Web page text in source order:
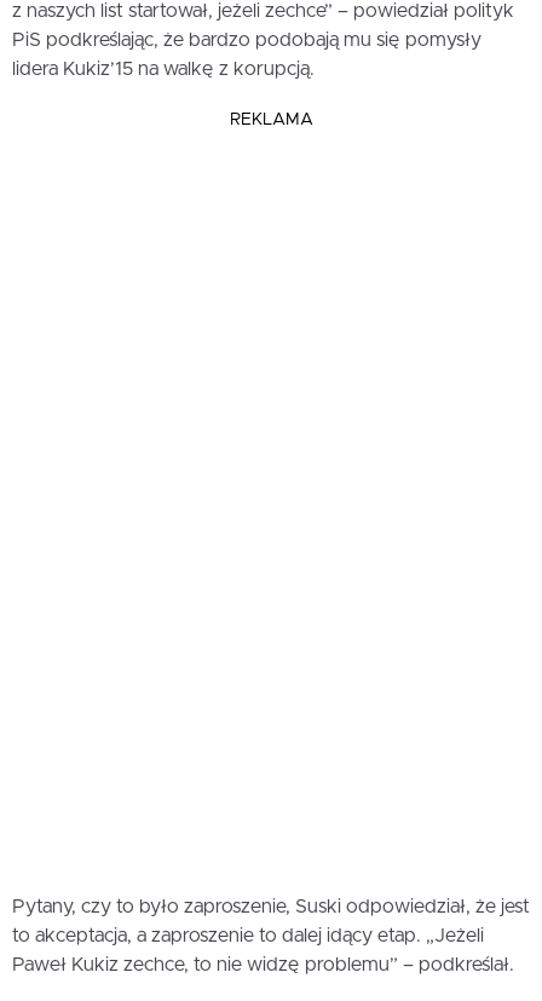
z naszych list startował, jeżeli zechce” – powiedział polityk
PiS podkreślając, że bardzo podobają mu się pomysły
lidera Kukiz’15 na walkę z korupcją.
REKLAMA
Pytany, czy to było zaproszenie, Suski odpowiedział, że jest
to akceptacja, a zaproszenie to dalej idący etap. „Jeżeli
Paweł Kukiz zechce, to nie widzę problemu” – podkreślał.